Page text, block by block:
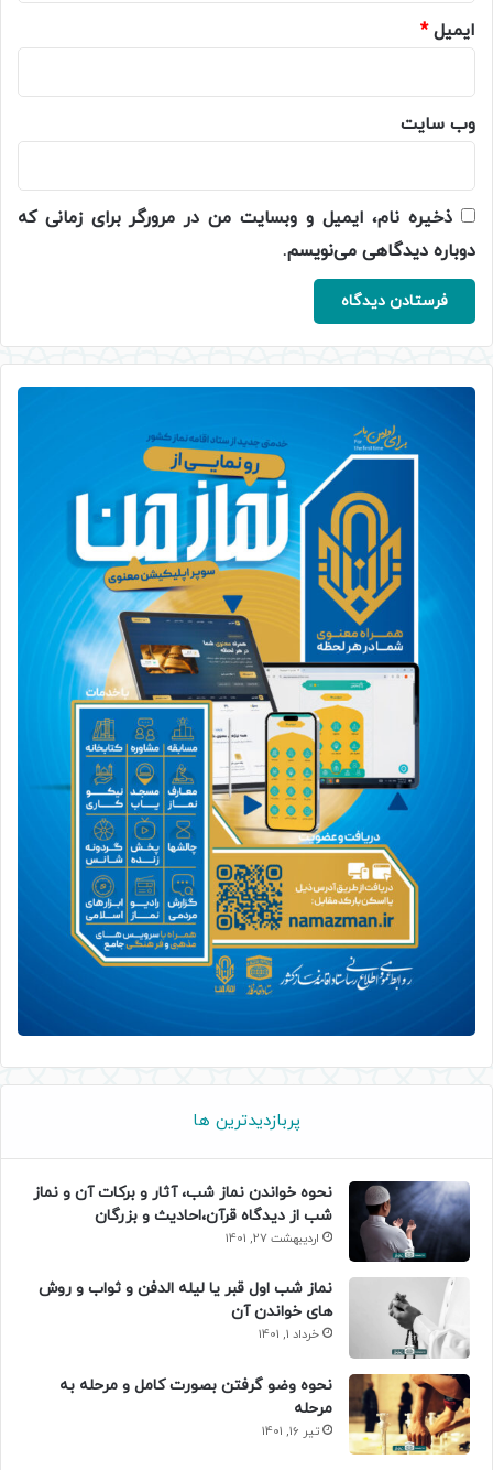
ایمیل*
وب‌ سایت
ذخیره نام، ایمیل و وبسایت من در مرورگر برای زمانی که
دوباره دیدگاهی می‌نویسم.
پربازدیدترین ها
نحوه خواندن نماز شب، آثار و برکات آن و نماز
شب از دیدگاه قرآن،احادیث و بزرگان
اردیبهشت 27, 1401
نماز شب اول قبر یا لیله الدفن و ثواب و روش
های خواندن آن
خرداد 1, 1401
نحوه وضو گرفتن بصورت کامل و مرحله به
مرحله
تیر 16, 1401